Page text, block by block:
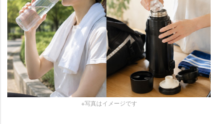
※写真はイメージです